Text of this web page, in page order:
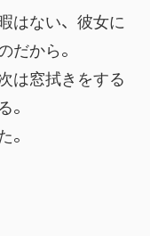
はない、彼女に
だから。
は窓拭きをする
。
。